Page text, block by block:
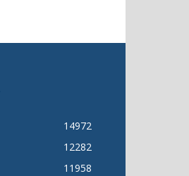
14972
12282
11958